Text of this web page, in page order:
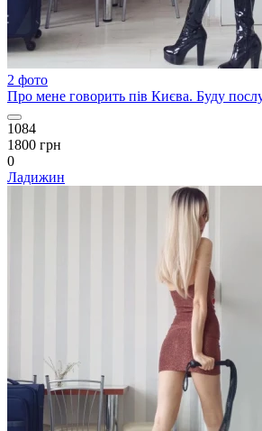
2 фото
Про мене говорить пів Києва. Буду
1084
1800 грн
0
Ладижин